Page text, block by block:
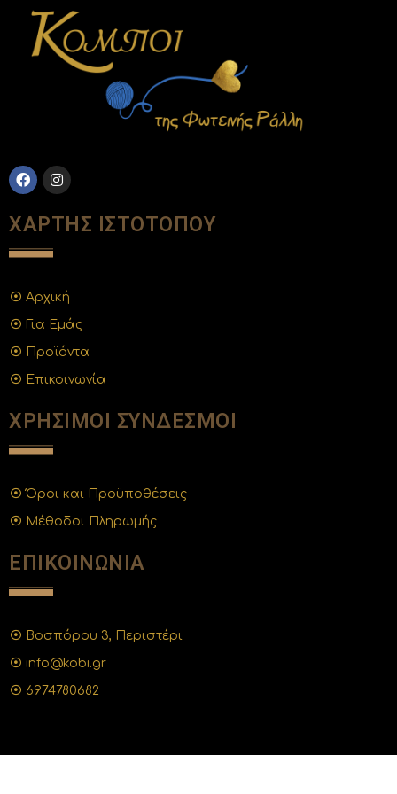
ΧΑΡΤΗΣ ΙΣΤΟΤΟΠΟΥ
Αρχική
Για Εμάς
Προϊόντα
Επικοινωνία
ΧΡΗΣΙΜΟΙ ΣΥΝΔΕΣΜΟΙ
Όροι και Προϋποθέσεις
Μέθοδοι Πληρωμής
ΕΠΙΚΟΙΝΩΝΙΑ
Βοσπόρου 3, Περιστέρι
info@kobi.gr
6974780682